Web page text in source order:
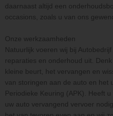
daarnaast altijd een
occasions, zoals u van ons
Onze werkzaamheden
Natuurlijk voeren wij bij
reparaties en onderhoud uit.
kleine beurt, het vervangen en
van storingen aan de auto en het
Periodieke Keuring (APK). Heeft
uw auto vervangend vervoer